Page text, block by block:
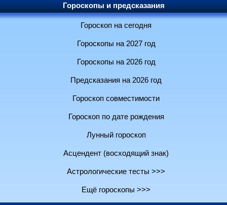
Гороскопы и предсказания
Гороскоп на сегодня
Гороскопы на 2027 год
Гороскопы на 2026 год
Предсказания на 2026 год
Гороскоп совместимости
Гороскоп по дате рождения
Лунный гороскоп
Асцендент (восходящий знак)
Астрологические тесты >>>
Ещё гороскопы >>>